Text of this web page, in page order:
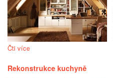
Čti více
Rekonstrukce kuchyně